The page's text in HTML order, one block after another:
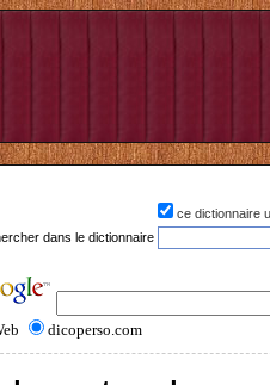
ce dictionnaire
dans le dictionnaire
dicoperso.com